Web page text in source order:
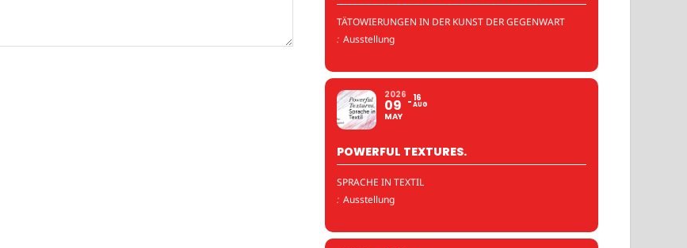
TÄTOWIERUNGEN IN DER KUNST DER GEGENWART
: Ausstellung
2026
09
MAY
16
AUG
POWERFUL TEXTURES.
SPRACHE IN TEXTIL
: Ausstellung